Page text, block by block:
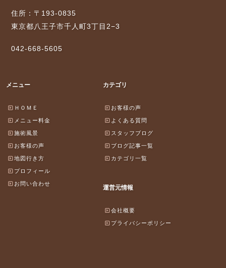
住所：〒193-0835
東京都八王子市千人町3丁目2−3
042-668-5605
メニュー
ＨＯＭＥ
メニュー料金
施術風景
お客様の声
地図行き方
プロフィール
お問い合わせ
カテゴリ
お客様の声
よくある質問
スタッフブログ
ブログ記事一覧
カテゴリ一覧
運営元情報
会社概要
プライバシーポリシー